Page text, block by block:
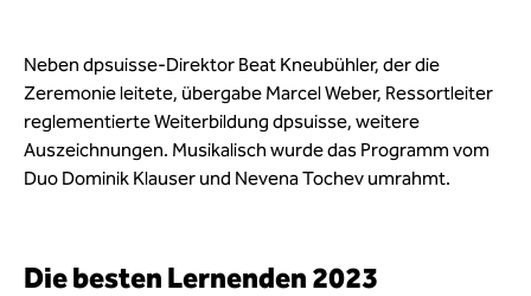
Neben dpsuisse-Direktor Beat Kneubühler, der die
Zeremonie leitete, übergabe Marcel Weber, Ressortleiter
reglementierte Weiterbildung dpsuisse, weitere
Auszeichnungen. Musikalisch wurde das Programm vom
Duo Dominik Klauser und Nevena Tochev umrahmt.
Die besten Lernenden 2023